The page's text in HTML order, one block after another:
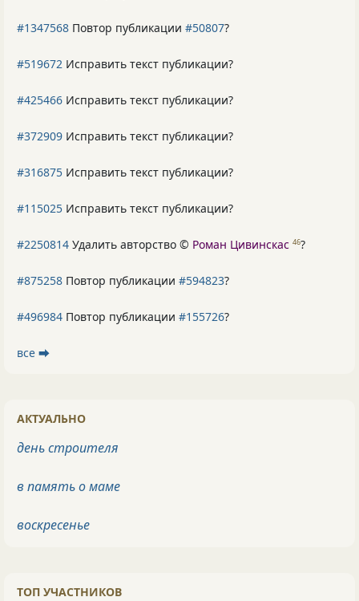
#1347568 Повтор публикации #50807?
#519672 Исправить текст публикации?
#425466 Исправить текст публикации?
#372909 Исправить текст публикации?
#316875 Исправить текст публикации?
#115025 Исправить текст публикации?
#2250814 Удалить авторство © Роман Цивинскас 46?
#875258 Повтор публикации #594823?
#496984 Повтор публикации #155726?
все ⮕
АКТУАЛЬНО
день строителя
в память о маме
воскресенье
ТОП УЧАСТНИКОВ